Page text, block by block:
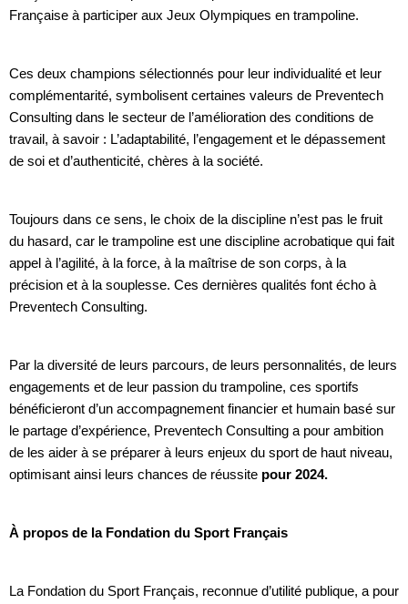
Française à participer aux Jeux Olympiques en trampoline.
Ces deux champions sélectionnés pour leur individualité et leur
complémentarité, symbolisent certaines valeurs de Preventech
Consulting dans le secteur de l’amélioration des conditions de
travail, à savoir : L’adaptabilité, l’engagement et le dépassement
de soi et d’authenticité, chères à la société.
Toujours dans ce sens, le choix de la discipline n’est pas le fruit
du hasard, car le trampoline est une discipline acrobatique qui fait
appel à l’agilité, à la force, à la maîtrise de son corps, à la
précision et à la souplesse. Ces dernières qualités font écho à
Preventech Consulting.
Par la diversité de leurs parcours, de leurs personnalités, de leurs
engagements et de leur passion du trampoline, ces sportifs
bénéficieront d’un accompagnement financier et humain basé sur
le partage d’expérience, Preventech Consulting a pour ambition
de les aider à se préparer à leurs enjeux du sport de haut niveau,
optimisant ainsi leurs chances de réussite pour 2024.
À propos de la Fondation du Sport Français
La Fondation du Sport Français, reconnue d’utilité publique, a pour